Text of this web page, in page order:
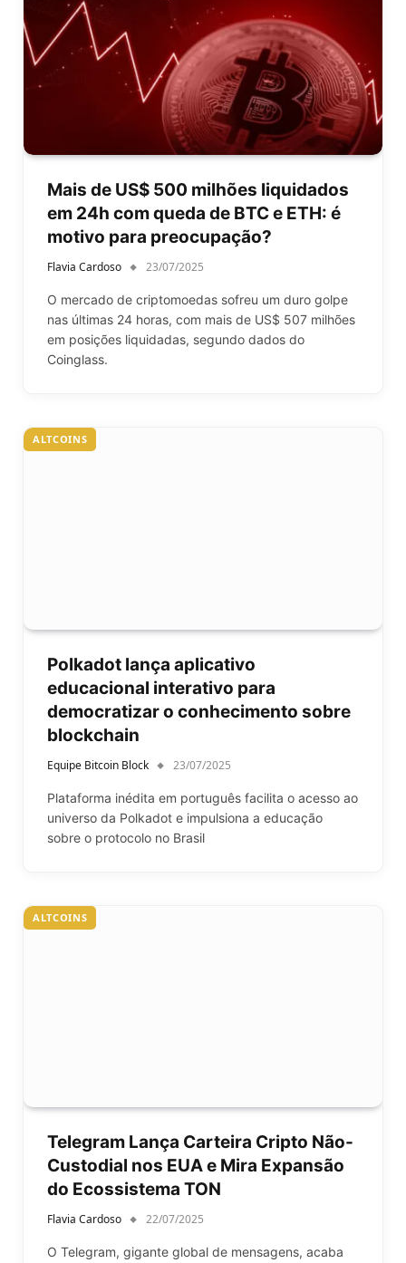
Mais de US$ 500 milhões liquidados
em 24h com queda de BTC e ETH: é
motivo para preocupação?
Flavia Cardoso 23/07/2025
O mercado de criptomoedas sofreu um duro golpe
nas últimas 24 horas, com mais de US$ 507 milhões
em posições liquidadas, segundo dados do
Coinglass.
ALTCOINS
Polkadot lança aplicativo
educacional interativo para
democratizar o conhecimento sobre
blockchain
Equipe Bitcoin Block 23/07/2025
Plataforma inédita em português facilita o acesso ao
universo da Polkadot e impulsiona a educação
sobre o protocolo no Brasil
ALTCOINS
Telegram Lança Carteira Cripto Não-
Custodial nos EUA e Mira Expansão
do Ecossistema TON
Flavia Cardoso 22/07/2025
O Telegram, gigante global de mensagens, acaba